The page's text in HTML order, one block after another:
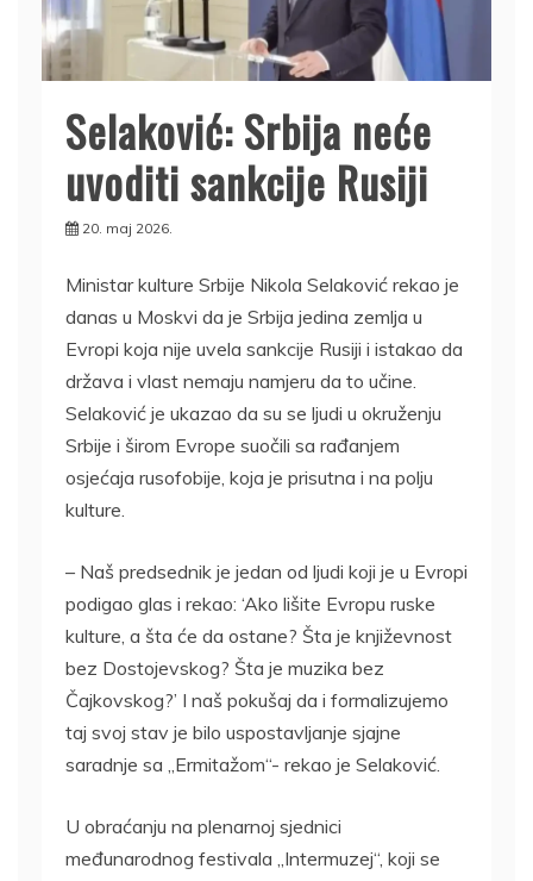
Selaković: Srbija neće
uvoditi sankcije Rusiji
20. maj 2026.
Ministar kulture Srbije Nikola Selaković rekao je
danas u Moskvi da je Srbija jedina zemlja u
Evropi koja nije uvela sankcije Rusiji i istakao da
država i vlast nemaju namjeru da to učine.
Selaković je ukazao da su se ljudi u okruženju
Srbije i širom Evrope suočili sa rađanjem
osjećaja rusofobije, koja je prisutna i na polju
kulture.
– Naš predsednik je jedan od ljudi koji je u Evropi
podigao glas i rekao: ‘Ako lišite Evropu ruske
kulture, a šta će da ostane? Šta je književnost
bez Dostojevskog? Šta je muzika bez
Čajkovskog?’ I naš pokušaj da i formalizujemo
taj svoj stav je bilo uspostavljanje sjajne
saradnje sa „Ermitažom“- rekao je Selaković.
U obraćanju na plenarnoj sjednici
međunarodnog festivala „Intermuzej“, koji se